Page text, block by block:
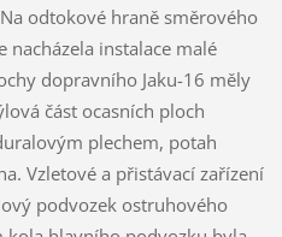
odtokové hraně směrového
instalace malé
dopravního Jaku-16 měly
část ocasních ploch
plechem, potah
Vzletové a přistávací zařízení
podvozek ostruhového